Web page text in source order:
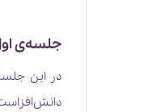
جلسه‌ی
در این